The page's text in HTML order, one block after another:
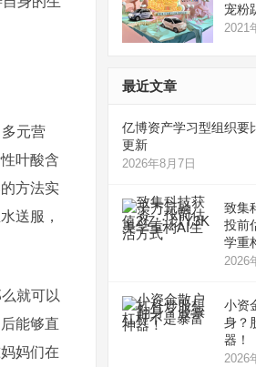
元营
叶酸含
方法实
送服，
就可以
能够直
妈们在
宠粉
2021
最近文章
亿博资产学习型组织要
更新
2026年8月7日
致集
投前
学重
2026
小资
身？
器！
2026